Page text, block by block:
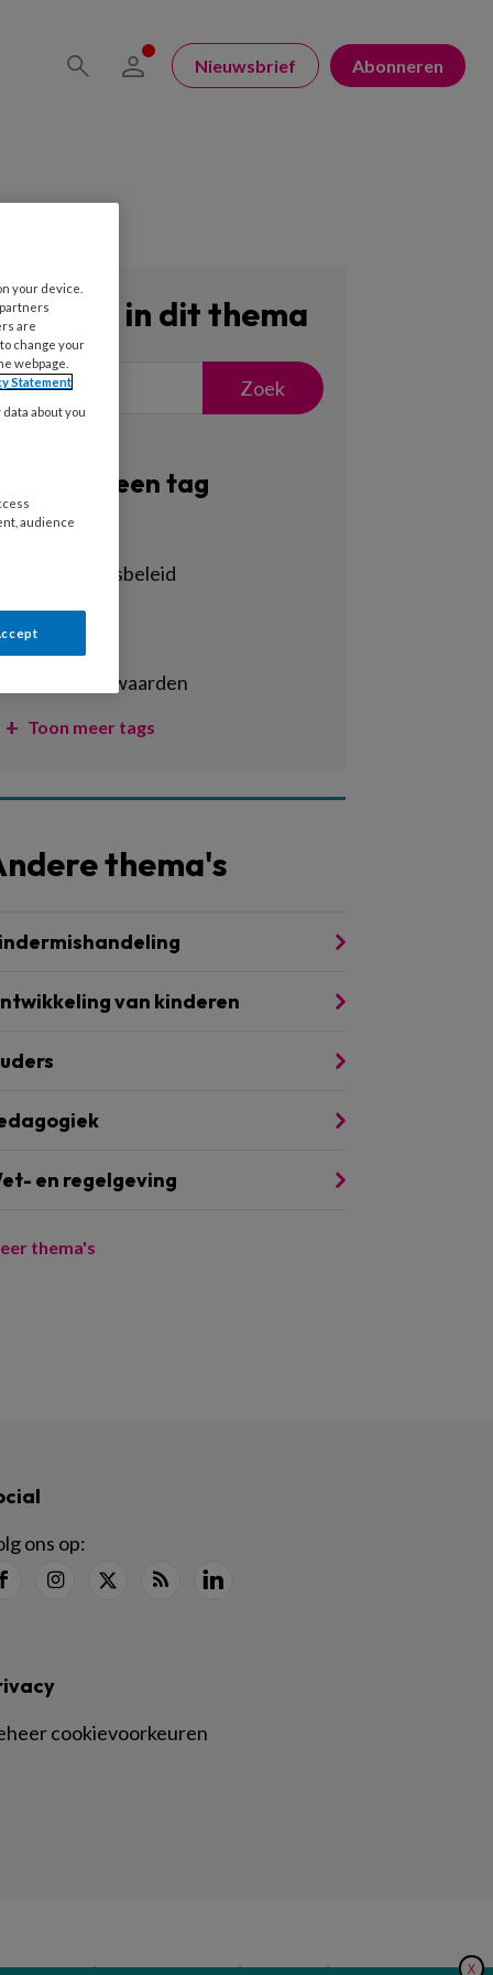
Nieuwsbrief Abonneren
Zoeken in dit thema
Zoek
Filter op een tag
achterstandsbeleid
activiteiten
adhd
arbeidsvoorwaarden
Toon meer tags
thema's
van kinderen
en regelgeving
thema's
ons op:
cookievoorkeuren
X
your device.
are
change your
webpage.
Statement
about you
audience